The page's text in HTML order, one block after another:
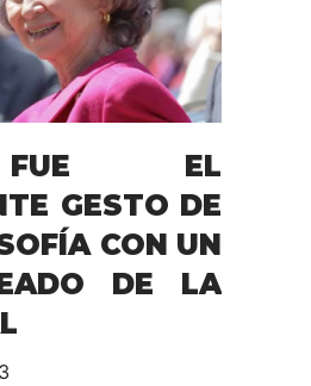
EL
GESTO DE
CON UN
DE LA